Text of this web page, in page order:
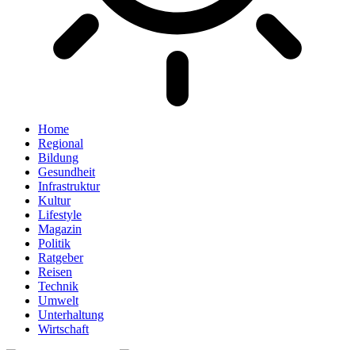
Home
Regional
Bildung
Gesundheit
Infrastruktur
Kultur
Lifestyle
Magazin
Politik
Ratgeber
Reisen
Technik
Umwelt
Unterhaltung
Wirtschaft